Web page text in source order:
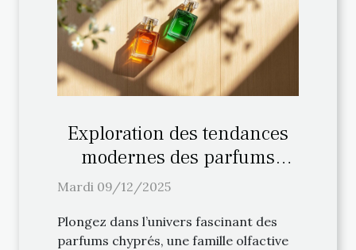
Exploration des tendances
modernes des parfums
chyprés
Mardi 09/12/2025
Plongez dans l’univers fascinant des
parfums chyprés, une famille olfactive